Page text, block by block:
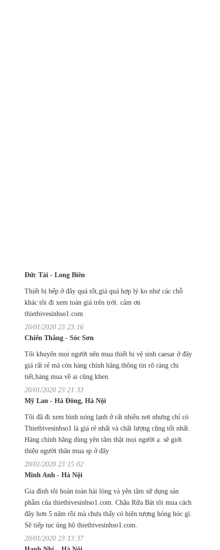
Đức Tài - Long Biên
Thiết bị bếp ở đây quá tốt,giá quá hợp lý ko như các chỗ
khác tôi đi xem toàn giá trên trời. cảm ơn
thietbivesinhso1.com
20/01/2020 23:23:16
Chiến Thắng - Sóc Sơn
Tôi khuyên mọi người nên mua thiết bị vệ sinh caesar ở đây
giá rất rẻ mà còn hàng chính hãng.thông tin rõ ràng chi
tiết,hàng mua về ai cũng khen.
20/01/2020 23:21:33
Mỹ Lan - Hà Đông, Hà Nội
Tôi đã đi xem bình nóng lạnh ở rất nhiều nơi nhưng chỉ có
Thietbivesinhso1 là giá rẻ nhất và chất lượng cũng tốt nhất.
Hàng chính hãng dùng yên tâm thật mọi người ạ. sẽ giới
thiệu người thân mua sp ở đây
20/01/2020 23:15:02
Minh Anh - Hà Nội
Gia đình tôi hoàn toàn hài lòng và yên tâm sử dụng sản
phẩm của thietbivesinhso1.com. Chậu Rửa Bát tôi mua cách
đây hơn 5 năm rồi mà chưa thấy có hiện tượng hỏng hóc gì.
Sẽ tiếp tục ủng hộ thietbivesinhso1.com.
20/01/2020 23:13:37